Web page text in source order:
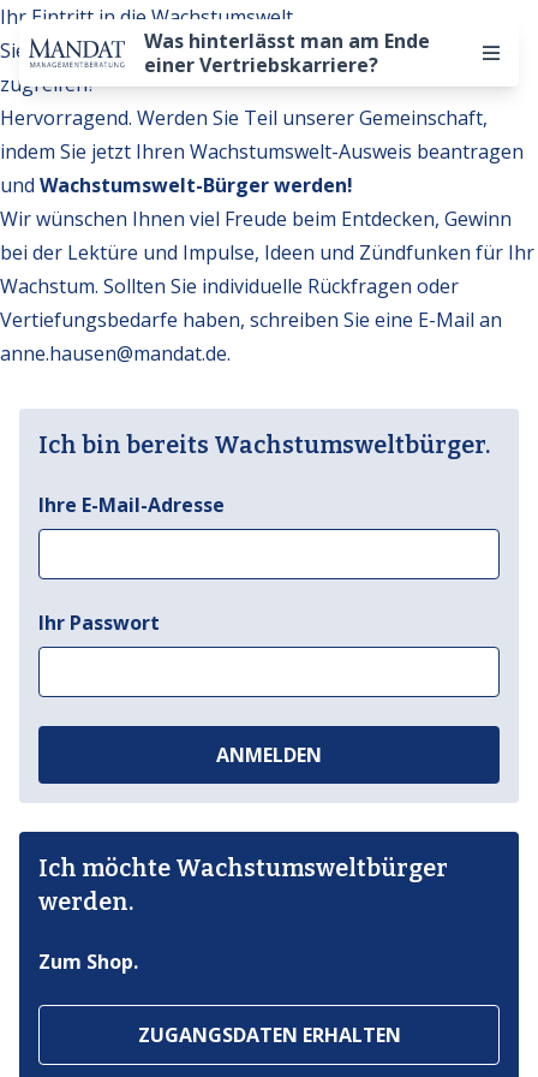
Was hinterlässt man am Ende
einer Vertriebskarriere?
Ihr Eintritt in die Wachstumswelt
Sie möchten auf weitere Inhalte der Wachstumswelt
zugreifen?
Hervorragend. Werden Sie Teil unserer Gemeinschaft,
indem Sie jetzt Ihren Wachstumswelt-Ausweis beantragen
und Wachstumswelt-Bürger werden!
Wir wünschen Ihnen viel Freude beim Entdecken, Gewinn
bei der Lektüre und Impulse, Ideen und Zündfunken für Ihr
Wachstum. Sollten Sie individuelle Rückfragen oder
Vertiefungsbedarfe haben, schreiben Sie eine E-Mail an
anne.hausen@mandat.de.
Ich bin bereits Wachstumsweltbürger.
Ihre E-Mail-Adresse
Ihr Passwort
ANMELDEN
Ich möchte Wachstumsweltbürger
werden.
Zum Shop.
ZUGANGSDATEN ERHALTEN